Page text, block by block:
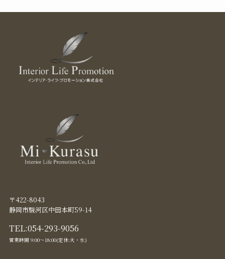
〒422-8043
静岡市駿河区中田本町59-14
TEL:054-293-9056
営業時間 9:00〜18:00(定休:火・水)